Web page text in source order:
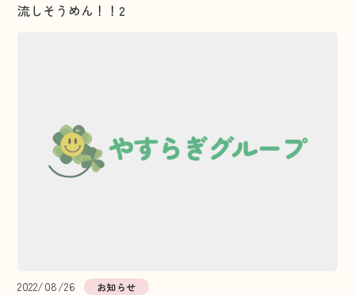
流しそうめん！！2
2022/08/26 お知らせ